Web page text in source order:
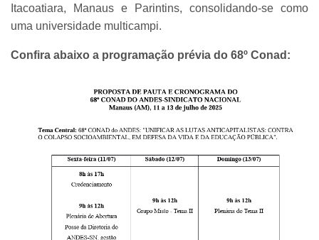
Itacoatiara, Manaus e Parintins, consolidando-se como
uma universidade multicampi.
Confira abaixo a programação prévia do 68º Conad: